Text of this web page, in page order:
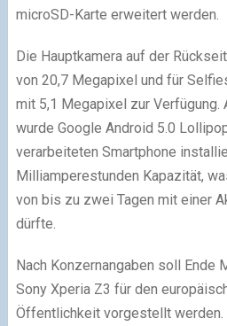
microSD-Karte erweitert werden.
Die Hauptkamera auf der
von 20,7 Megapixel und für
mit 5,1 Megapixel zur
wurde Google Android 5.0
verarbeiteten Smartphone
Milliamperestunden Kapazität,
von bis zu zwei Tagen mit einer
dürfte.
Nach Konzernangaben soll Ende
Sony Xperia Z3 für den
Öffentlichkeit vorgestellt werden.